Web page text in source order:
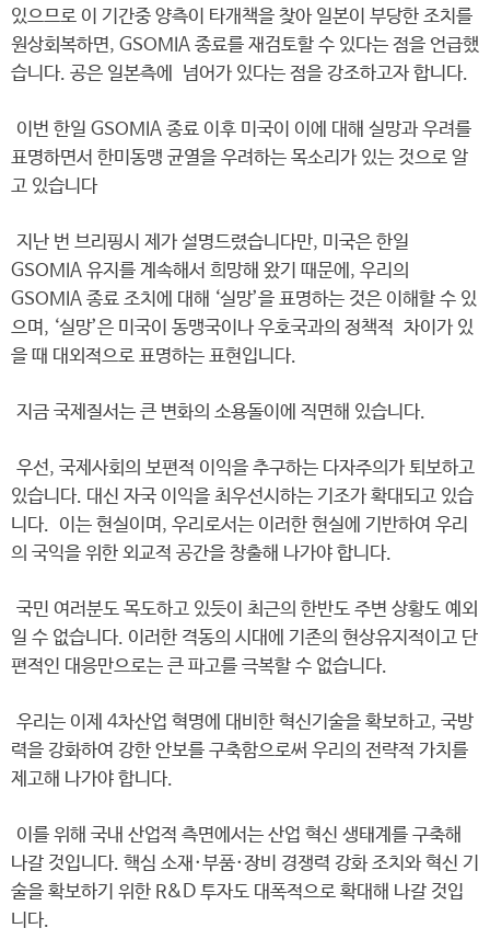
있으므로 이 기간중 양측이 타개책을 찾아 일본이 부당한 조치를
원상회복하면, GSOMIA 종료를 재검토할 수 있다는 점을 언급했
습니다. 공은 일본측에 넘어가 있다는 점을 강조하고자 합니다.
이번 한일 GSOMIA 종료 이후 미국이 이에 대해 실망과 우려를
표명하면서 한미동맹 균열을 우려하는 목소리가 있는 것으로 알
고 있습니다
지난 번 브리핑시 제가 설명드렸습니다만, 미국은 한일
GSOMIA 유지를 계속해서 희망해 왔기 때문에, 우리의
GSOMIA 종료 조치에 대해 ‘실망’을 표명하는 것은 이해할 수 있
으며, ‘실망’은 미국이 동맹국이나 우호국과의 정책적 차이가 있
을 때 대외적으로 표명하는 표현입니다.
지금 국제질서는 큰 변화의 소용돌이에 직면해 있습니다.
우선, 국제사회의 보편적 이익을 추구하는 다자주의가 퇴보하고
있습니다. 대신 자국 이익을 최우선시하는 기조가 확대되고 있습
니다. 이는 현실이며, 우리로서는 이러한 현실에 기반하여 우리
의 국익을 위한 외교적 공간을 창출해 나가야 합니다.
국민 여러분도 목도하고 있듯이 최근의 한반도 주변 상황도 예외
일 수 없습니다. 이러한 격동의 시대에 기존의 현상유지적이고 단
편적인 대응만으로는 큰 파고를 극복할 수 없습니다.
우리는 이제 4차산업 혁명에 대비한 혁신기술을 확보하고, 국방
력을 강화하여 강한 안보를 구축함으로써 우리의 전략적 가치를
제고해 나가야 합니다.
이를 위해 국내 산업적 측면에서는 산업 혁신 생태계를 구축해
나갈 것입니다. 핵심 소재·부품·장비 경쟁력 강화 조치와 혁신 기
술을 확보하기 위한 R&D 투자도 대폭적으로 확대해 나갈 것입
니다.